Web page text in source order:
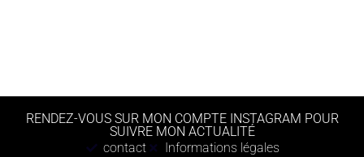
RENDEZ-VOUS SUR MON COMPTE INSTAGRAM POUR
SUIVRE MON ACTUALITÉ
contact
Informations légales